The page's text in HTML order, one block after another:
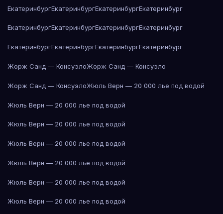
ЕкатеринбургЕкатеринбургЕкатеринбургЕкатеринбург
ЕкатеринбургЕкатеринбургЕкатеринбургЕкатеринбург
ЕкатеринбургЕкатеринбургЕкатеринбургЕкатеринбург
Жорж Санд — КонсуэлоЖорж Санд — Консуэло
Жорж Санд — КонсуэлоЖюль Верн — 20 000 лье под водой
Жюль Верн — 20 000 лье под водой
Жюль Верн — 20 000 лье под водой
Жюль Верн — 20 000 лье под водой
Жюль Верн — 20 000 лье под водой
Жюль Верн — 20 000 лье под водой
Жюль Верн — 20 000 лье под водой